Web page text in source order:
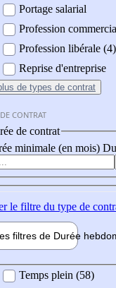
Portage salarial
Profession
Profession libérale (4)
Reprise d'entreprise
de types de contrat
CONTRAT
de contrat
minimale (en mois)
le filtre du type de
filtres de Durée hebdo
hebdomadaire
Temps plein (58)